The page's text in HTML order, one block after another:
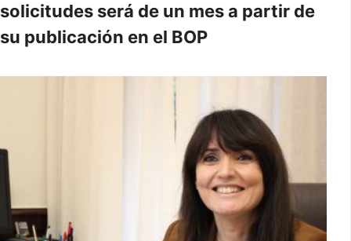
solicitudes será de un mes a partir de
su publicación en el BOP